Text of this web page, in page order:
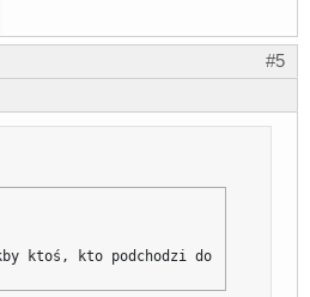
#5
ktoś, kto podchodzi do FreeBSD